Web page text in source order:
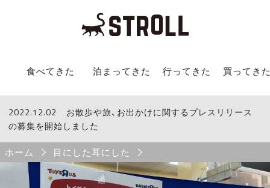
STROLL Menu
食べてきた 泊まってきた 行ってきた 買ってき
STROLLからのお知らせ
2022.12.02
お散歩や旅、お出かけに関するプレスリリース
の募集を開始しました
Breadcrumb
ホーム 目にした耳にした